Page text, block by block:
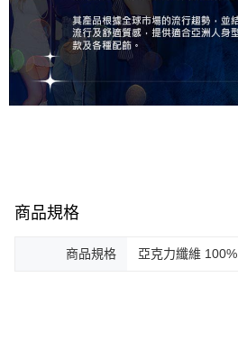
商品規格
商品規格 亞克力纖維 100%